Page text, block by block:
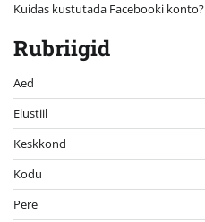
Kuidas kustutada Facebooki
Rubriigid
Aed
Elustiil
Keskkond
Kodu
Pere